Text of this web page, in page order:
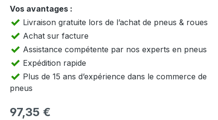
Vos avantages :
Livraison gratuite lors de l’achat de pneus & roues
Achat sur facture
Assistance compétente par nos experts en pneus
Expédition rapide
Plus de 15 ans d’expérience dans le commerce de
pneus
Prix régulier :
97,35 €